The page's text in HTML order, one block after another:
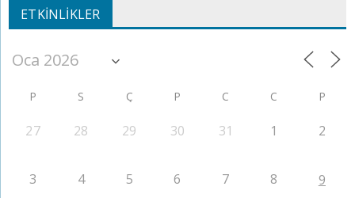
ETKINLIKLER
P S Ç P C C P
27 28 29 30 31 1 2
3 4 5 6 7 8 9